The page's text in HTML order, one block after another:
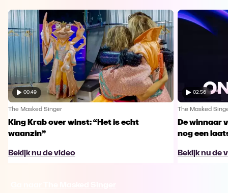
00:49
The Masked Singer
King Krab over winst: “Het is echt
waanzin”
Bekijk nu de video
02:56
The Masked
De winnaar
nog een
Bekijk nu de